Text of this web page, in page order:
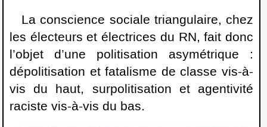
La conscience sociale triangulaire, chez
les électeurs et électrices du RN, fait donc
l’objet d’une politisation asymétrique :
dépolitisation et fatalisme de classe vis-à-
vis du haut, surpolitisation et agentivité
raciste vis-à-vis du bas.